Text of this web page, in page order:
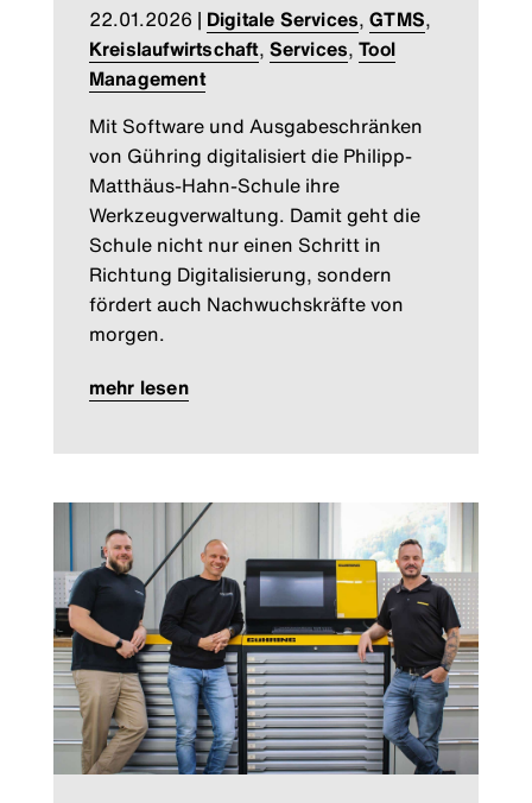
22.01.2026 | Digitale Services,GTMS,
Kreislaufwirtschaft, Services,Tool
Management
Mit Software und Ausgabeschränken
von Gühring digitalisiert die Philipp-
Matthäus-Hahn-Schule ihre
Werkzeugverwaltung. Damit geht die
Schule nicht nur einen Schritt in
Richtung Digitalisierung, sondern
fördert auch Nachwuchskräfte von
morgen.
mehr lesen